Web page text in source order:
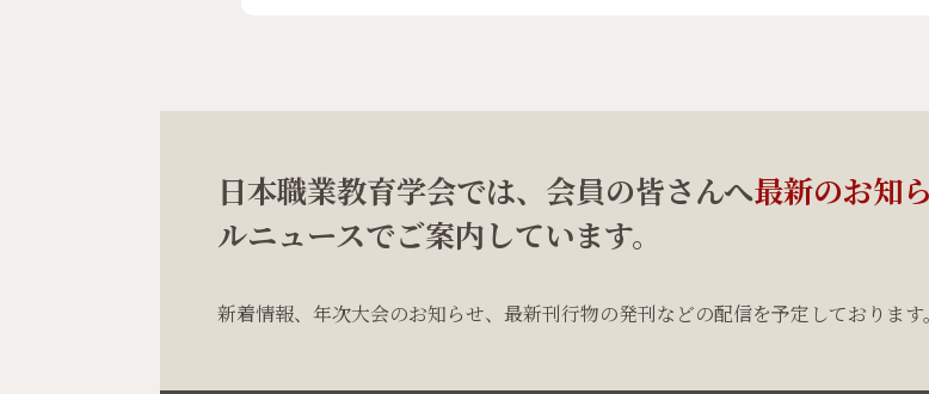
日本職業教育学会では、会員の皆さんへ最新のお知
ルニュースでご案内しています。
新着情報、年次大会のお知らせ、最新刊行物の発刊などの配信を予定しております。